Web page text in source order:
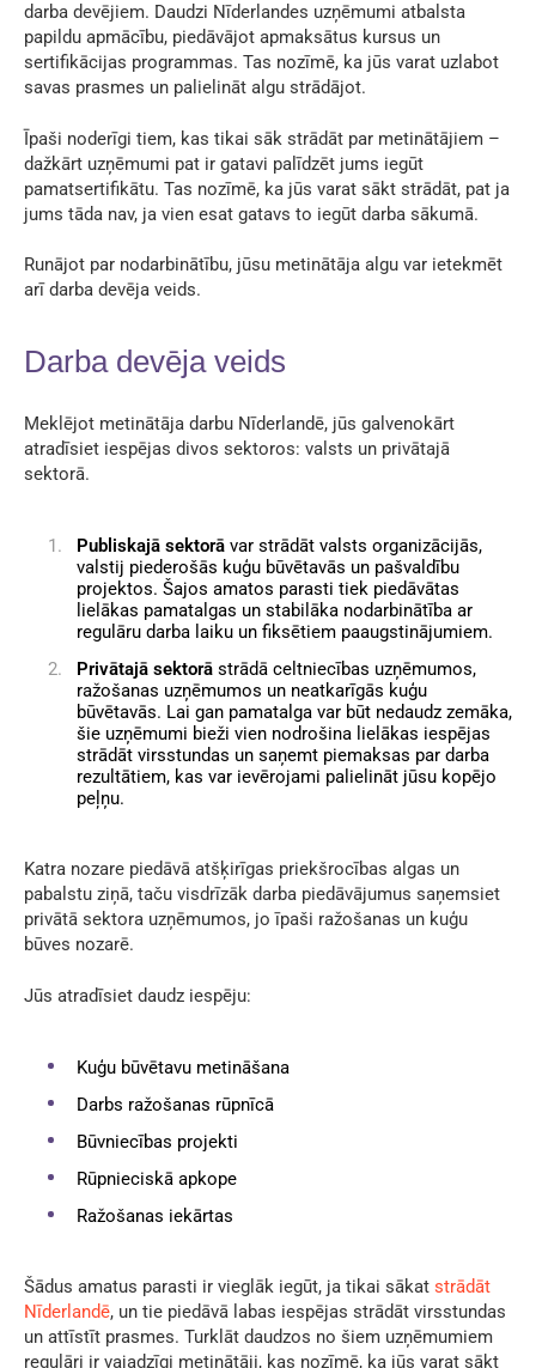
darba devējiem. Daudzi Nīderlandes uzņēmumi atbalsta
papildu apmācību, piedāvājot apmaksātus kursus un
sertifikācijas programmas. Tas nozīmē, ka jūs varat uzlabot
savas prasmes un palielināt algu strādājot.
Īpaši noderīgi tiem, kas tikai sāk strādāt par metinātājiem –
dažkārt uzņēmumi pat ir gatavi palīdzēt jums iegūt
pamatsertifikātu. Tas nozīmē, ka jūs varat sākt strādāt, pat ja
jums tāda nav, ja vien esat gatavs to iegūt darba sākumā.
Runājot par nodarbinātību, jūsu metinātāja algu var ietekmēt
arī darba devēja veids.
Darba devēja veids
Meklējot metinātāja darbu Nīderlandē, jūs galvenokārt
atradīsiet iespējas divos sektoros: valsts un privātajā
sektorā.
Publiskajā sektorā var strādāt valsts organizācijās,
valstij piederošās kuģu būvētavās un pašvaldību
projektos. Šajos amatos parasti tiek piedāvātas
lielākas pamatalgas un stabilāka nodarbinātība ar
regulāru darba laiku un fiksētiem paaugstinājumiem.
Privātajā sektorā strādā celtniecības uzņēmumos,
ražošanas uzņēmumos un neatkarīgās kuģu
būvētavās. Lai gan pamatalga var būt nedaudz zemāka,
šie uzņēmumi bieži vien nodrošina lielākas iespējas
strādāt virsstundas un saņemt piemaksas par darba
rezultātiem, kas var ievērojami palielināt jūsu kopējo
peļņu.
Katra nozare piedāvā atšķirīgas priekšrocības algas un
pabalstu ziņā, taču visdrīzāk darba piedāvājumus saņemsiet
privātā sektora uzņēmumos, jo īpaši ražošanas un kuģu
būves nozarē.
Jūs atradīsiet daudz iespēju:
Kuģu būvētavu metināšana
Darbs ražošanas rūpnīcā
Būvniecības projekti
Rūpnieciskā apkope
Ražošanas iekārtas
Šādus amatus parasti ir vieglāk iegūt, ja tikai sākat strādāt
Nīderlandē, un tie piedāvā labas iespējas strādāt virsstundas
un attīstīt prasmes. Turklāt daudzos no šiem uzņēmumiem
regulāri ir vajadzīgi metinātāji, kas nozīmē, ka jūs varat sākt